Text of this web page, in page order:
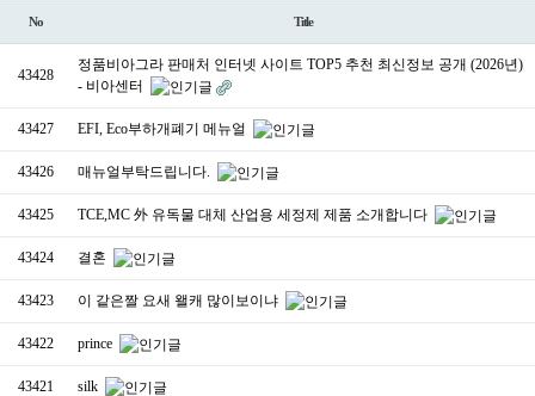
No Title
43428
정품비아그라 판매처 인터넷 사이트 TOP5 추천 최신정보 공개 (2026년)
- 비아센터
43427 EFI, Eco부하개폐기 메뉴얼
43426 매뉴얼부탁드립니다.
43425 TCE,MC 外 유독물 대체 산업용 세정제 제품 소개합니다
43424 결혼
43423 이 같은짤 요새 왤캐 많이보이냐
43422 prince
43421 silk